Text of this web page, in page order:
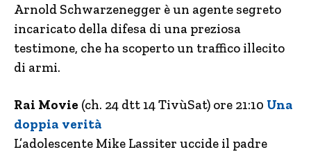
Arnold Schwarzenegger è un agente segreto
incaricato della difesa di una preziosa
testimone, che ha scoperto un traffico illecito
di armi.
Rai Movie (ch. 24 dtt 14 TivùSat) ore 21:10 Una
doppia verità
L’adolescente Mike Lassiter uccide il padre